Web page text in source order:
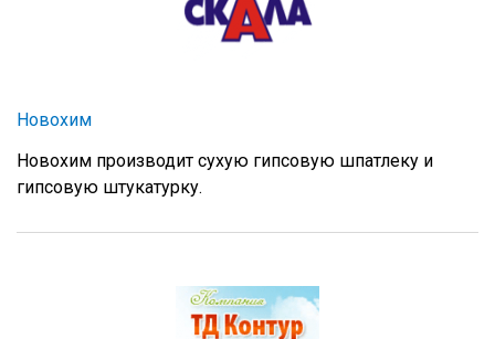
Новохим
Новохим производит сухую гипсовую шпатлеку и
гипсовую штукатурку.